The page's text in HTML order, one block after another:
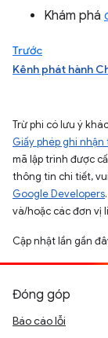
Khám phá
Trước
Kênh phát hành
Trừ phi có lưu ý
Giấy phép ghi
mã lập trình được
thông tin chi tiết,
Google Developers
và/hoặc các đơn vị
Cập nhật lần gần
Đóng góp
Báo cáo lỗi